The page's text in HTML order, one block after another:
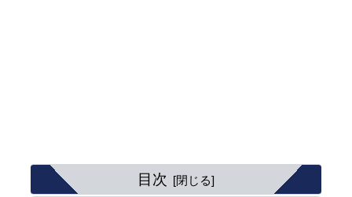
目次